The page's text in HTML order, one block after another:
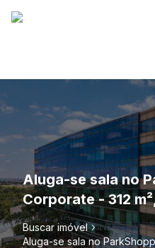
Aluga-se sala no
Corporate - 312
Buscar imóvel
Aluga-se sala no